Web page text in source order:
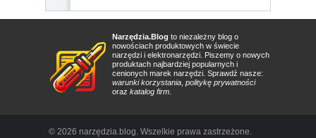
Narzędzia.Blog to niezależny blog o
nowościach produktowych w świecie
narzędzi i elektronarzędzi. Piszemy o nowych
produktach najbardziej popularnych i
cenionych marek narzędzi. Sprawdź nasze:
warunki korzystania politykę prywatności
oraz katalog firm
© 2026 narzędzia.blog. Wszelkie prawa zastrzeżone.